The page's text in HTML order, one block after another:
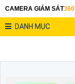
CAMERA GIÁM SÁT360
DANH MỤC